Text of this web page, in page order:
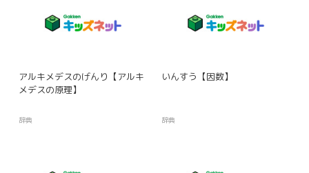
アルキメデスのげんり【アルキ
メデスの原理】
辞典
いんすう【因数】
辞典